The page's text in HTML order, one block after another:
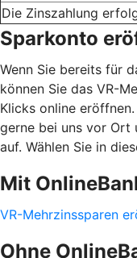
Die Zinszahlung
Sparkonto
Wenn Sie bereits für
können Sie das VR-
Klicks online
gerne bei uns vor Ort
auf. Wählen Sie in
Mit
VR-Mehrzinssparen
Ohne